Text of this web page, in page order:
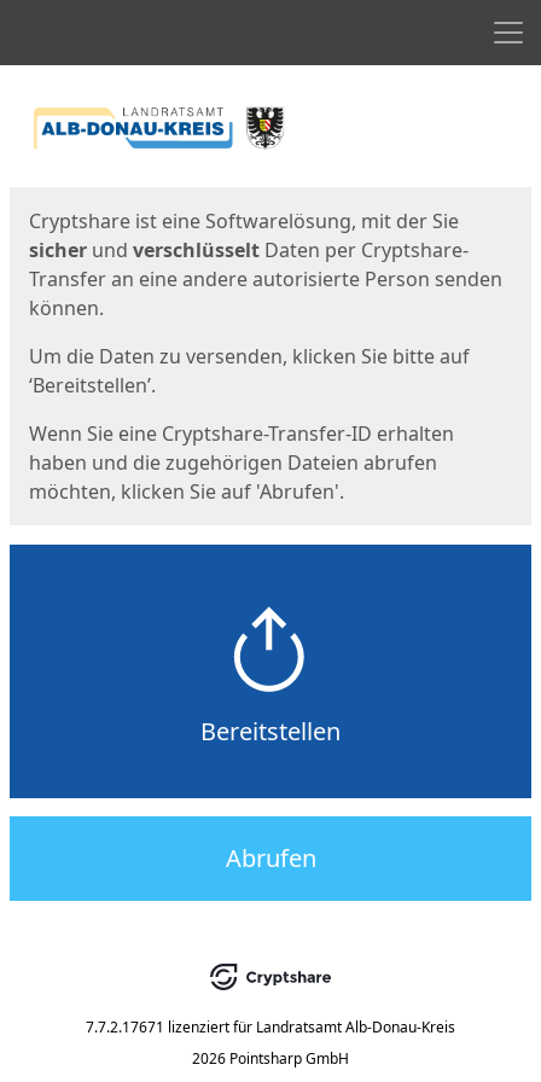
Cryptshare ist eine Softwarelösung, mit der Sie
sicher und verschlüsselt Daten per Cryptshare-
Transfer an eine andere autorisierte Person senden
können.
Um die Daten zu versenden, klicken Sie bitte auf
‘Bereitstellen’.
Wenn Sie eine Cryptshare-Transfer-ID erhalten
haben und die zugehörigen Dateien abrufen
möchten, klicken Sie auf 'Abrufen'.
Bereitstellen
Abrufen
7.7.2.17671 lizenziert für Landratsamt Alb-Donau-Kreis
2026 Pointsharp GmbH